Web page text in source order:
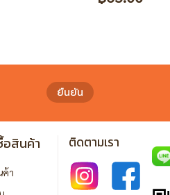
ยืนยัน
สินค้า
ค้า
ติดตามเรา